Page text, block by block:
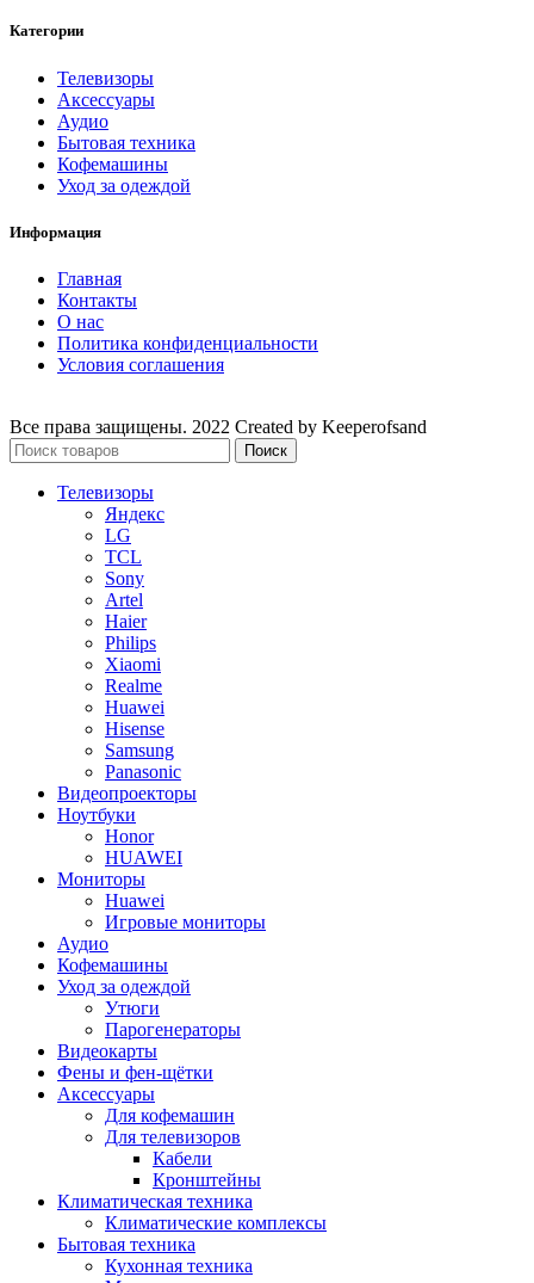
Категории
Телевизоры
Аксессуары
Аудио
Бытовая техника
Кофемашины
Уход за одеждой
Информация
Главная
Контакты
О нас
Политика конфиденциальности
Условия соглашения
Все права защищены. 2022 Created by Keeperofsand
Поиск
Телевизоры
Яндекс
LG
TCL
Sony
Artel
Haier
Philips
Xiaomi
Realme
Huawei
Hisense
Samsung
Panasonic
Видеопроекторы
Ноутбуки
Honor
HUAWEI
Мониторы
Huawei
Игровые мониторы
Аудио
Кофемашины
Уход за одеждой
Утюги
Парогенераторы
Видеокарты
Фены и фен-щётки
Аксессуары
Для кофемашин
Для телевизоров
Кабели
Кронштейны
Климатическая техника
Климатические комплексы
Бытовая техника
Кухонная техника